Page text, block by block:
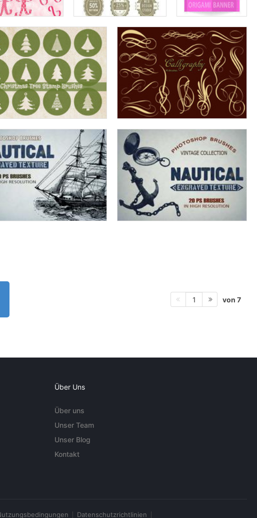
1 von 7
Über Uns
Über uns
Unser Team
Unser Blog
Kontakt
Datenschutzrichtlinien